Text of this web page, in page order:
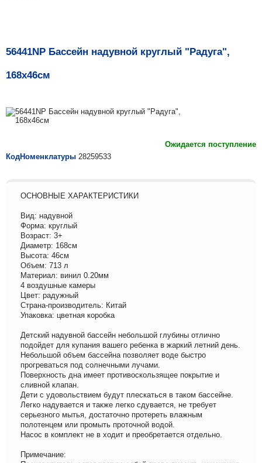
56441NP Бассейн надувной круглый "Радуга",
168х46см
Ожидается поступление
КодНоменклатуры 28259533
ОСНОВНЫЕ ХАРАКТЕРИСТИКИ
Вид: надувной
Форма: круглый
Возраст: 3+
Диаметр: 168см
Высота: 46см
Объем: 713 л
Материал: винил 0.20мм
4 воздушные камеры
Цвет: радужный
Страна-производитель: Китай
Упаковка: цветная коробка
Детский надувной бассейн небольшой глубины отлично
подойдет для купания вашего ребенка в жаркий летний день.
Небольшой объем бассейна позволяет воде быстро
прогреваться под солнечными лучами.
Поверхность дна имеет противоскользящее покрытие и
сливной клапан.
Дети с удовольствием будут плескаться в таком бассейне.
Легко надувается и также легко сдувается, не требует
серьезного мытья, достаточно протереть влажным
полотенцем или промыть проточной водой.
Насос в комплект не в ходит и преобретается отдельно.
Примечание: